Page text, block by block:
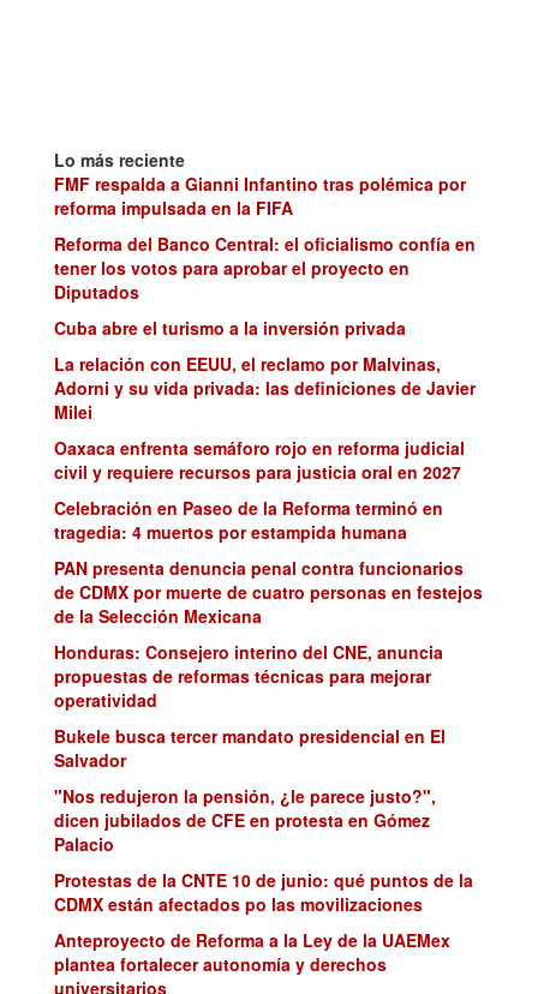
Lo más reciente
FMF respalda a Gianni Infantino tras polémica por
reforma impulsada en la FIFA
Reforma del Banco Central: el oficialismo confía en
tener los votos para aprobar el proyecto en
Diputados
Cuba abre el turismo a la inversión privada
La relación con EEUU, el reclamo por Malvinas,
Adorni y su vida privada: las definiciones de Javier
Milei
Oaxaca enfrenta semáforo rojo en reforma judicial
civil y requiere recursos para justicia oral en 2027
Celebración en Paseo de la Reforma terminó en
tragedia: 4 muertos por estampida humana
PAN presenta denuncia penal contra funcionarios
de CDMX por muerte de cuatro personas en festejos
de la Selección Mexicana
Honduras: Consejero interino del CNE, anuncia
propuestas de reformas técnicas para mejorar
operatividad
Bukele busca tercer mandato presidencial en El
Salvador
"Nos redujeron la pensión, ¿le parece justo?",
dicen jubilados de CFE en protesta en Gómez
Palacio
Protestas de la CNTE 10 de junio: qué puntos de la
CDMX están afectados po las movilizaciones
Anteproyecto de Reforma a la Ley de la UAEMex
plantea fortalecer autonomía y derechos
universitarios